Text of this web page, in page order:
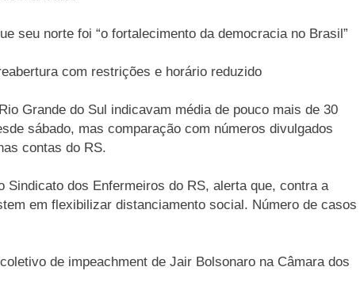
seu norte foi “o fortalecimento da democracia no Brasil”
com restrições e horário reduzido
Grande do Sul indicavam média de pouco mais de 30
sábado, mas comparação com números divulgados
contas do RS.
dos Enfermeiros do RS, alerta que, contra a
em flexibilizar distanciamento social. Número de casos
de impeachment de Jair Bolsonaro na Câmara dos